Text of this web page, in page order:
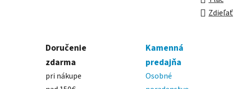
Zdieľať
Doručenie
zdarma
pri nákupe
Kamenná
predajňa
Osobné